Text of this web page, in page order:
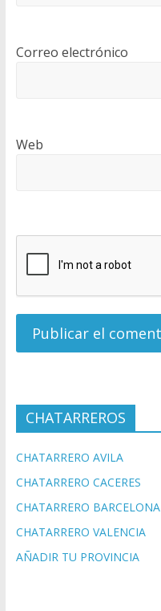
Correo electrónico
Web
CHATARREROS
CHATARRERO AVILA
CHATARRERO CACERES
CHATARRERO BARCELONA
CHATARRERO VALENCIA
AÑADIR TU PROVINCIA